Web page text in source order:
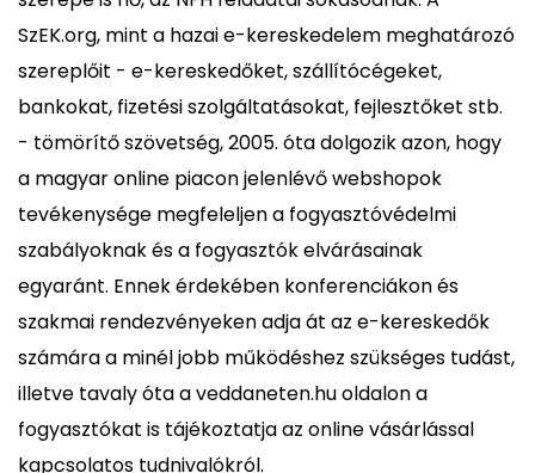
SzEK.org, mint a hazai e-kereskedelem meghatározó
szereplőit - e-kereskedőket, szállítócégeket,
bankokat, fizetési szolgáltatásokat, fejlesztőket stb.
- tömörítő szövetség, 2005. óta dolgozik azon, hogy
a magyar online piacon jelenlévő webshopok
tevékenysége megfeleljen a fogyasztóvédelmi
szabályoknak és a fogyasztók elvárásainak
egyaránt. Ennek érdekében konferenciákon és
szakmai rendezvényeken adja át az e-kereskedők
számára a minél jobb működéshez szükséges tudást,
illetve tavaly óta a veddaneten.hu oldalon a
fogyasztókat is tájékoztatja az online vásárlással
kapcsolatos tudnivalókról.